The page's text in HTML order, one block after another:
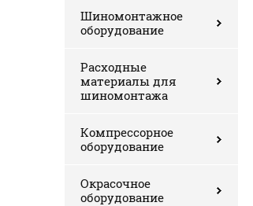
Шиномонтажное
оборудование
Расходные
материалы для
шиномонтажа
Компрессорное
оборудование
Окрасочное
оборудование